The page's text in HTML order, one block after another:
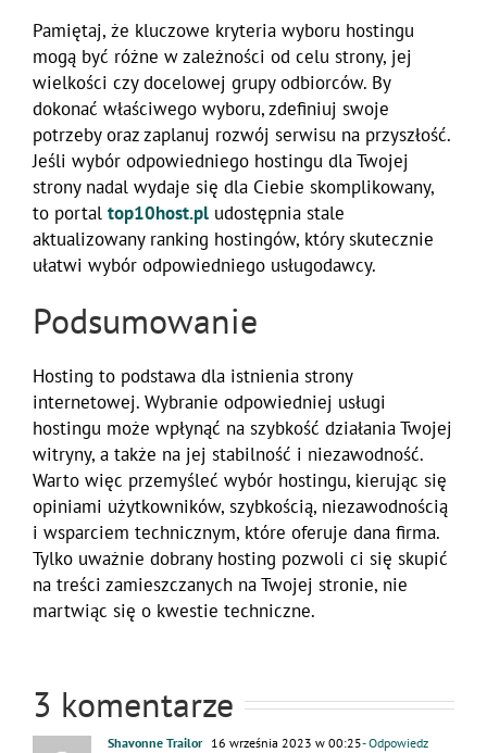
Pamiętaj, że kluczowe kryteria wyboru hostingu
mogą być różne w zależności od celu strony, jej
wielkości czy docelowej grupy odbiorców. By
dokonać właściwego wyboru, zdefiniuj swoje
potrzeby oraz zaplanuj rozwój serwisu na przyszłość.
Jeśli wybór odpowiedniego hostingu dla Twojej
strony nadal wydaje się dla Ciebie skomplikowany,
to portal top10host.pl udostępnia stale
aktualizowany ranking hostingów, który skutecznie
ułatwi wybór odpowiedniego usługodawcy.
Podsumowanie
Hosting to podstawa dla istnienia strony
internetowej. Wybranie odpowiedniej usługi
hostingu może wpłynąć na szybkość działania Twojej
witryny, a także na jej stabilność i niezawodność.
Warto więc przemyśleć wybór hostingu, kierując się
opiniami użytkowników, szybkością, niezawodnością
i wsparciem technicznym, które oferuje dana firma.
Tylko uważnie dobrany hosting pozwoli ci się skupić
na treści zamieszczanych na Twojej stronie, nie
martwiąc się o kwestie techniczne.
3 komentarze
Shavonne Trailor 16 września 2023 w 00:25- Odpowiedz